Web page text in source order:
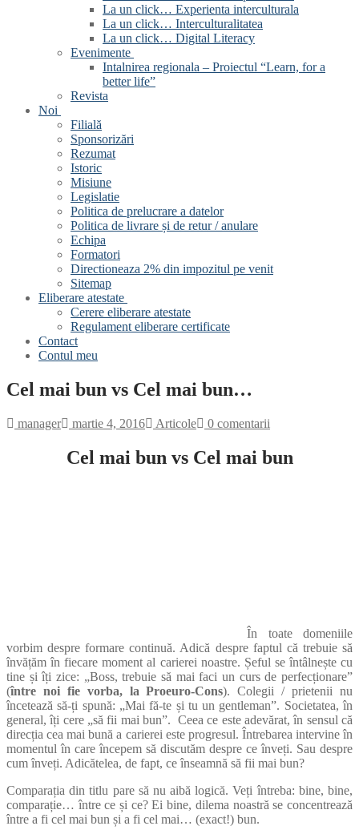
La un click… Experienta interculturala
La un click… Interculturalitatea
La un click… Digital Literacy
Evenimente
Intalnirea regionala – Proiectul “Learn, for a
better life”
Revista
Noi
Filială
Sponsorizări
Rezumat
Istoric
Misiune
Legislatie
Politica de prelucrare a datelor
Politica de livrare și de retur / anulare
Echipa
Formatori
Directioneaza 2% din impozitul pe venit
Sitemap
Eliberare atestate
Cerere eliberare atestate
Regulament eliberare certificate
Contact
Contul meu
Cel mai bun vs Cel mai bun…
manager martie 4, 2016 Articole 0 comentarii
Cel mai bun vs Cel mai bun
În toate domeniile
vorbim despre formare continuă. Adică despre faptul că trebuie să
învățăm în fiecare moment al carierei noastre. Șeful se întâlnește cu
tine și îți zice: „Boss, trebuie să mai faci un curs de perfecționare”
(între noi fie vorba, la Proeuro-Cons). Colegii / prietenii nu
încetează să-ți spună: „Mai fă-te și tu un gentleman”. Societatea, în
general, îți cere „să fii mai bun”. Ceea ce este adevărat, în sensul că
direcția cea mai bună a carierei este progresul. Întrebarea intervine în
momentul în care începem să discutăm despre ce înveți. Sau despre
cum înveți. Adicătelea, de fapt, ce înseamnă să fii mai bun?
Comparația din titlu pare să nu aibă logică. Veți întreba: bine, bine,
comparație… între ce și ce? Ei bine, dilema noastră se concentrează
între a fi cel mai bun și a fi cel mai… (exact!) bun.